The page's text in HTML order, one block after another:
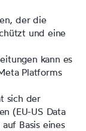
der die
und eine
kann es
Platforms
sich der
(EU-US Data
Basis eines